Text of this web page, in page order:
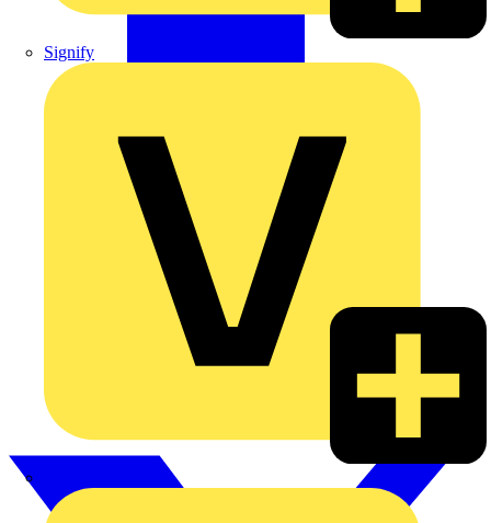
Signify